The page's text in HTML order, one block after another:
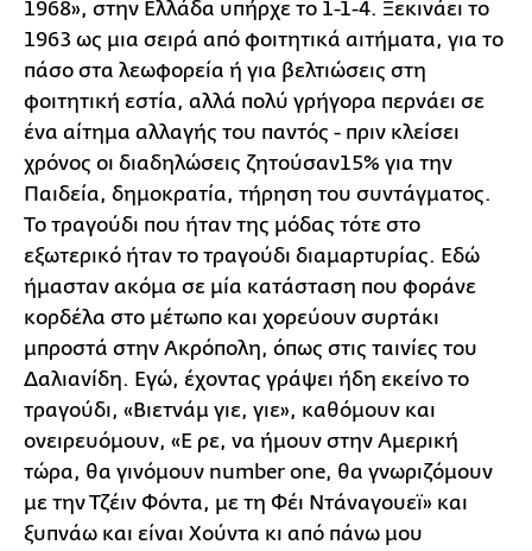
1968», στην Ελλάδα υπήρχε το 1-1-4. Ξεκινάει το
1963 ως μια σειρά από φοιτητικά αιτήματα, για το
πάσο στα λεωφορεία ή για βελτιώσεις στη
φοιτητική εστία, αλλά πολύ γρήγορα περνάει σε
ένα αίτημα αλλαγής του παντός - πριν κλείσει
χρόνος οι διαδηλώσεις ζητούσαν15% για την
Παιδεία, δημοκρατία, τήρηση του συντάγματος.
Το τραγούδι που ήταν της μόδας τότε στο
εξωτερικό ήταν το τραγούδι διαμαρτυρίας. Εδώ
ήμασταν ακόμα σε μία κατάσταση που φοράνε
κορδέλα στο μέτωπο και χορεύουν συρτάκι
μπροστά στην Ακρόπολη, όπως στις ταινίες του
Δαλιανίδη. Εγώ, έχοντας γράψει ήδη εκείνο το
τραγούδι, «Βιετνάμ γιε, γιε», καθόμουν και
ονειρευόμουν, «Ε ρε, να ήμουν στην Αμερική
τώρα, θα γινόμουν number one, θα γνωριζόμουν
με την Τζέιν Φόντα, με τη Φέι Ντάναγουεϊ» και
ξυπνάω και είναι Χούντα κι από πάνω μου